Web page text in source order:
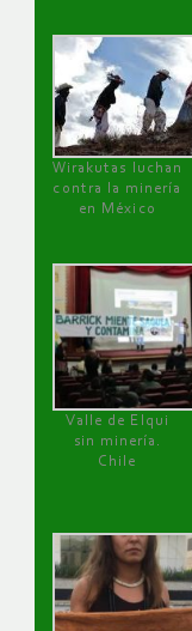
Wirakutas luchan
contra la minería
en México
Valle de Elqui
sin minería.
Chile